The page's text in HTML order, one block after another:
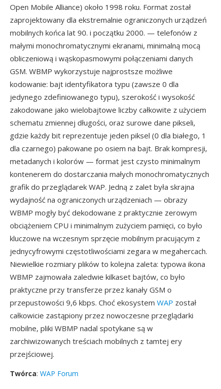
Open Mobile Alliance) około 1998 roku. Format został
zaprojektowany dla ekstremalnie ograniczonych urządzeń
mobilnych końca lat 90. i początku 2000. — telefonów z
małymi monochromatycznymi ekranami, minimalną mocą
obliczeniową i wąskopasmowymi połączeniami danych
GSM. WBMP wykorzystuje najprostsze możliwe
kodowanie: bajt identyfikatora typu (zawsze 0 dla
jedynego zdefiniowanego typu), szerokość i wysokość
zakodowane jako wielobajtowe liczby całkowite z użyciem
schematu zmiennej długości, oraz surowe dane pikseli,
gdzie każdy bit reprezentuje jeden piksel (0 dla białego, 1
dla czarnego) pakowane po osiem na bajt. Brak kompresji,
metadanych i kolorów — format jest czysto minimalnym
kontenerem do dostarczania małych monochromatycznych
grafik do przeglądarek WAP. Jedną z zalet była skrajna
wydajność na ograniczonych urządzeniach — obrazy
WBMP mogły być dekodowane z praktycznie zerowym
obciążeniem CPU i minimalnym zużyciem pamięci, co było
kluczowe na wczesnym sprzęcie mobilnym pracującym z
jednycyfrowymi częstotliwościami zegara w megahercach.
Niewielkie rozmiary plików to kolejna zaleta: typowa ikona
WBMP zajmowała zaledwie kilkaset bajtów, co było
praktyczne przy transferze przez kanały GSM o
przepustowości 9,6 kbps. Choć ekosystem WAP został
całkowicie zastąpiony przez nowoczesne przeglądarki
mobilne, pliki WBMP nadal spotykane są w
zarchiwizowanych treściach mobilnych z tamtej ery
przejściowej.
Twórca: WAP Forum